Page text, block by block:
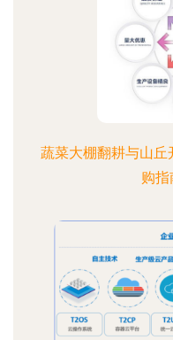
蔬菜大棚翻耕与山
购